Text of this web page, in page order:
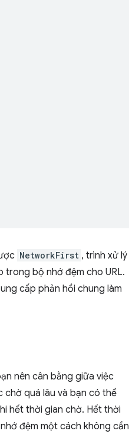
NetworkFirst , trình xử lý
trong bộ nhớ đệm cho URL.
cấp phản hồi chung làm
nên cân bằng giữa việc
chờ quá lâu và bạn có thể
hết thời gian chờ. Hết thời
đệm một cách không cần